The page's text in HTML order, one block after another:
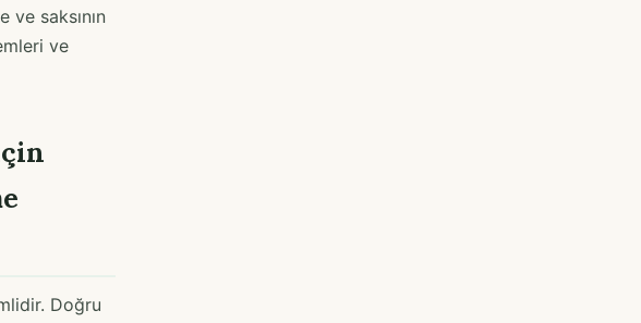
saksının
ve
Doğru